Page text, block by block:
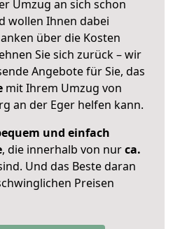
Umzug an sich schon
wollen Ihnen dabei
über die Kosten
Sie sich zurück – wir
Angebote für Sie, das
mit Ihrem Umzug von
an der Eger helfen kann.
und einfach
, die innerhalb von nurca.
Und das Beste daran
Preisen